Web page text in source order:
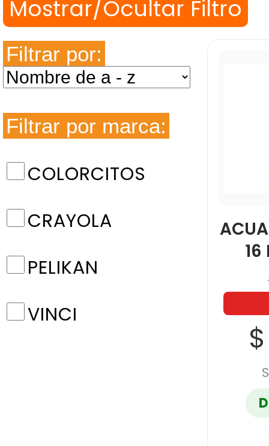
Filtrar por:
Filtrar por marca:
COLORCITOS
CRAYOLA
PELIKAN
VINCI
16